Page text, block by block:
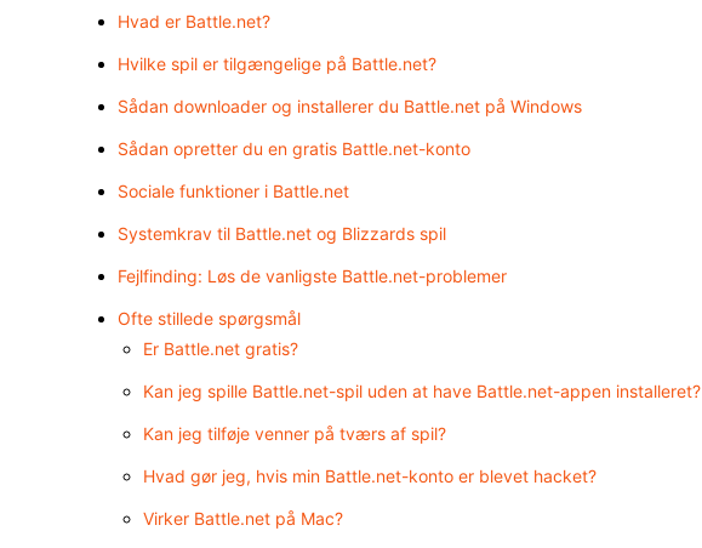
Hvad er Battle.net?
Hvilke spil er tilgængelige på Battle.net?
Sådan downloader og installerer du Battle.net på Windows
Sådan opretter du en gratis Battle.net-konto
Sociale funktioner i Battle.net
Systemkrav til Battle.net og Blizzards spil
Fejlfinding: Løs de vanligste Battle.net-problemer
Ofte stillede spørgsmål
Er Battle.net gratis?
Kan jeg spille Battle.net-spil uden at have Battle.net-appen installeret?
Kan jeg tilføje venner på tværs af spil?
Hvad gør jeg, hvis min Battle.net-konto er blevet hacket?
Virker Battle.net på Mac?